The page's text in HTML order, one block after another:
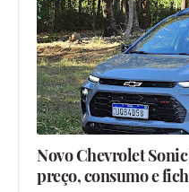
Novo Chevrolet
preço, consumo e